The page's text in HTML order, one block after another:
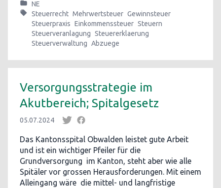
NE
Steuerrecht Mehrwertsteuer Gewinnsteuer
Steuerpraxis Einkommenssteuer Steuern
Steuerveranlagung Steuererklaerung
Steuerverwaltung Abzuege
Versorgungsstrategie im
Akutbereich; Spitalgesetz
05.07.2024
Das Kantonsspital Obwalden leistet gute Arbeit
und ist ein wichtiger Pfeiler für die
Grundversorgung im Kanton, steht aber wie alle
Spitäler vor grossen Herausforderungen. Mit einem
Alleingang wäre die mittel- und langfristige